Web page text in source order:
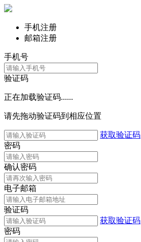
手机注册
邮箱注册
手机号
验证码
正在加载验证码......
请先拖动验证码到相应位置
获取验证码
密码
确认密码
电子邮箱
验证码
获取验证码
密码